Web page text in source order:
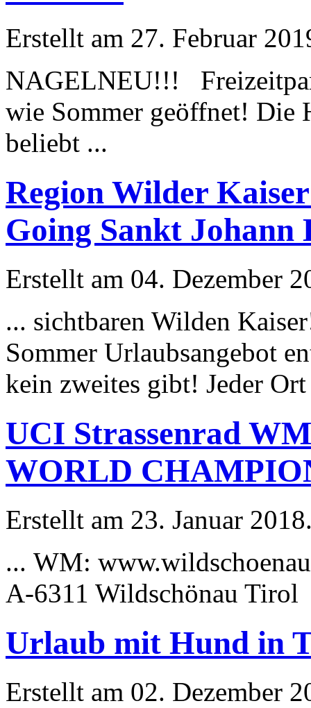
Erstellt am 27. Februar
NAGELNEU!!!
wie Sommer geöffnet! Die
beliebt ...
Region Wilder
Going Sankt Johann
Erstellt am 04. Dezember
... sichtbaren Wilden
Sommer Urlaubsangebot
kein zweites gibt! Jeder
UCI Strassenrad
WORLD
Erstellt am 23. Januar
... WM:
A-6311 Wildschönau
Urlaub mit Hund in
Erstellt am 02. Dezember